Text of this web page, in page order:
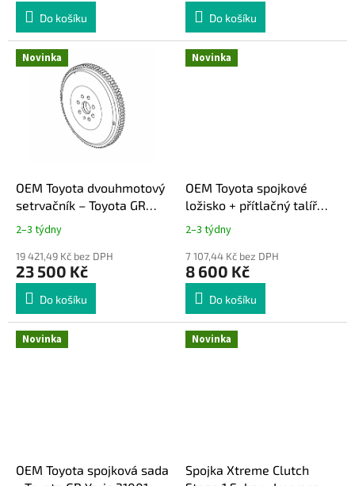
Do košíku Do košíku
Novinka
OEM Toyota dvouhmotový
setrvačník – Toyota GR
Yaris 13450-18020
2–3 týdny
19 421,49 Kč bez DPH
23 500 Kč
Do košíku
Novinka
OEM Toyota spojkové
ložisko + přítlačný talíř
spojkového ložiska –
Toyota GR Yaris 31400-
59035 / 31224-52010
2–3 týdny
7 107,44 Kč bez DPH
8 600 Kč
Do košíku
Novinka
OEM Toyota spojková sada
Novinka
Spojka Xtreme Clutch